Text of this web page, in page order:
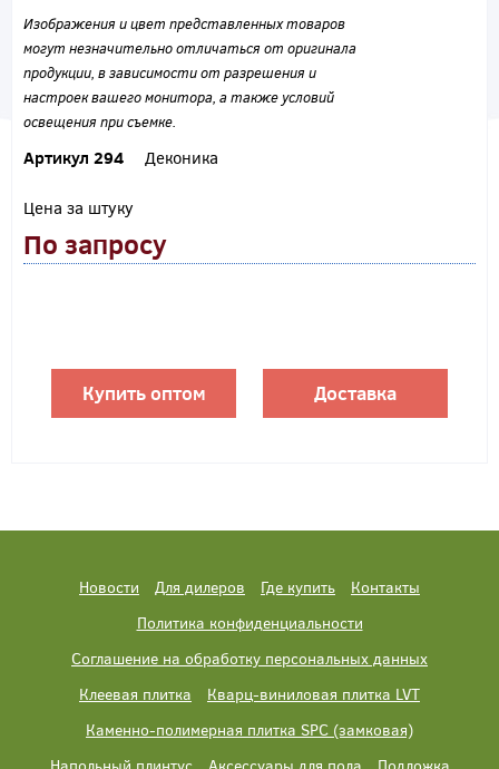
Изображения и цвет представленных товаров
могут незначительно отличаться от оригинала
продукции, в зависимости от разрешения и
настроек вашего монитора, а также условий
освещения при съемке.
Артикул 294 Деконика
Цена за штуку
По запросу
Купить оптом Доставка
Новости Для дилеров Где купить
Контакты
Политика конфиденциальности
Соглашение на обработку персональных данных
Клеевая плитка
Кварц-виниловая плитка LVT
Каменно-полимерная плитка SPC (замковая)